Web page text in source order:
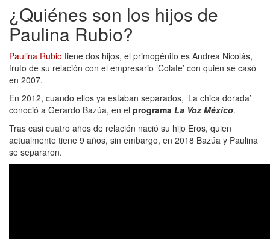
¿Quiénes son los hijos de
Paulina Rubio?
Paulina Rubio tiene dos hijos, el primogénito es Andrea Nicolás,
fruto de su relación con el empresario ‘Colate’ con quien se casó
en 2007.
En 2012, cuando ellos ya estaban separados, ‘La chica dorada’
conoció a Gerardo Bazúa, en el programa La Voz México.
Tras casi cuatro años de relación nació su hijo Eros, quien
actualmente tiene 9 años, sin embargo, en 2018 Bazúa y Paulina
se separaron.